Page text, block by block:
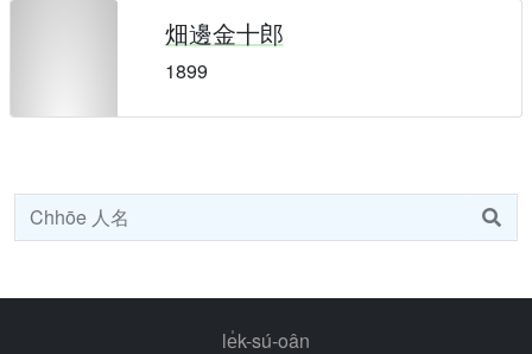
畑邊金十郎
1899
le̍k-sú-oân